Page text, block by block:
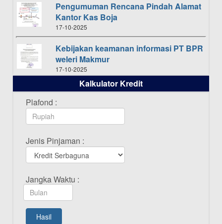
Pengumuman Rencana Pindah Alamat
Kantor Kas Boja
17-10-2025
Kebijakan keamanan informasi PT BPR
weleri Makmur
17-10-2025
Daftar Pemenang Undian TAMASHA
Bulan Oktober 2025
16-10-2025
Bulan September 2025
20-09-2025
Daftar Pemenang Undian TAMASHA
Bulan Agustus 2025
Kalkulator Kredit
Plafond :
Jenis Pinjaman :
Jangka Waktu :
Hasil